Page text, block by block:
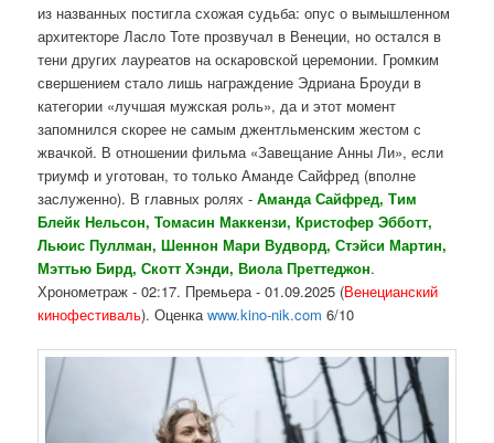
из названных постигла схожая судьба: опус о вымышленном
архитекторе Ласло Тоте прозвучал в Венеции, но остался в
тени других лауреатов на оскаровской церемонии. Громким
свершением стало лишь награждение Эдриана Броуди в
категории «лучшая мужская роль», да и этот момент
запомнился скорее не самым джентльменским жестом с
жвачкой. В отношении фильма «Завещание Анны Ли», если
триумф и уготован, то только Аманде Сайфред (вполне
заслуженно). В главных ролях -Аманда Сайфред, Тим
Блейк Нельсон, Томасин Маккензи, Кристофер Эбботт,
Льюис Пуллман, Шеннон Мари Вудворд, Стэйси Мартин,
Мэттью Бирд, Скотт Хэнди, Виола Преттеджон.
Хронометраж - 02:17. Премьера - 01.09.2025 (Венецианский
кинофестиваль). Оценкаwww.kino-nik.com 6/10